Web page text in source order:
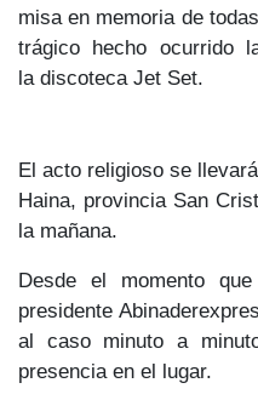
misa en memoria de
trágico hecho ocurrido
la discoteca Jet Set.
El acto religioso se
Haina, provincia San
la mañana.
Desde el momento
presidente Abinader
al caso minuto a
presencia en el lugar.